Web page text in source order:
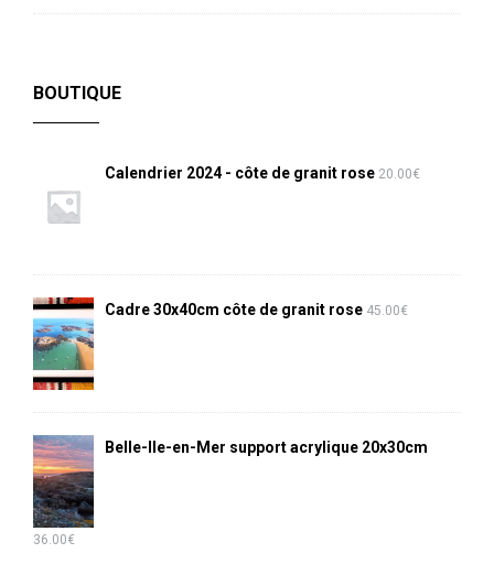
BOUTIQUE
Calendrier 2024 - côte de granit rose 20.00€
Cadre 30x40cm côte de granit rose 45.00€
Belle-Ile-en-Mer support acrylique 20x30cm
36.00€